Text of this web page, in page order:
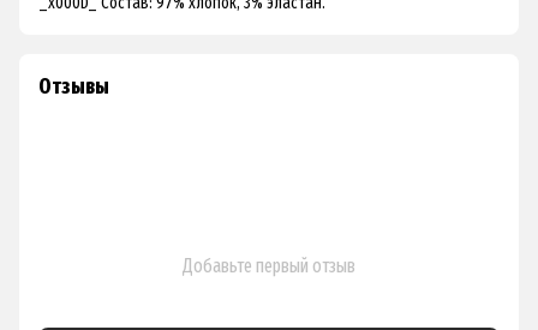
Отзывы
Добавьте первый отзыв